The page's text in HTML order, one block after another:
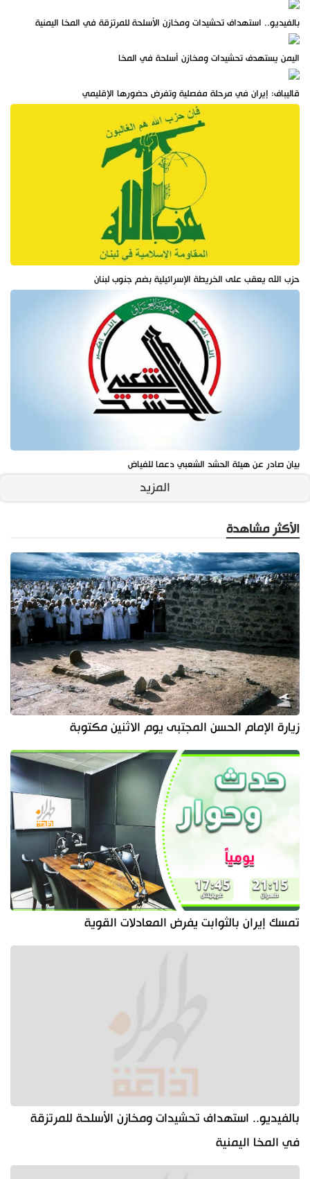
بالفيديو.. استهداف تحشيدات ومخازن الأسلحة للمرتزقة في المخا اليمنية
اليمن يستهدف تحشيدات ومخازن أسلحة في المخا
قاليباف: إيران في مرحلة مفصلية وتفرض حضورها الإقليمي
حزب الله يعقب على الخريطة الإسرائيلية بضم جنوب لبنان
بيان صادر عن هيئة الحشد الشعبي دعما للفياض
المزيد
الأكثر مشاهدة
زيارة الإمام الحسن المجتبى يوم الاثنين مكتوبة
تمسك إيران بالثوابت يفرض المعادلات القوية
بالفيديو.. استهداف تحشيدات ومخازن الأسلحة للمرتزقة
في المخا اليمنية